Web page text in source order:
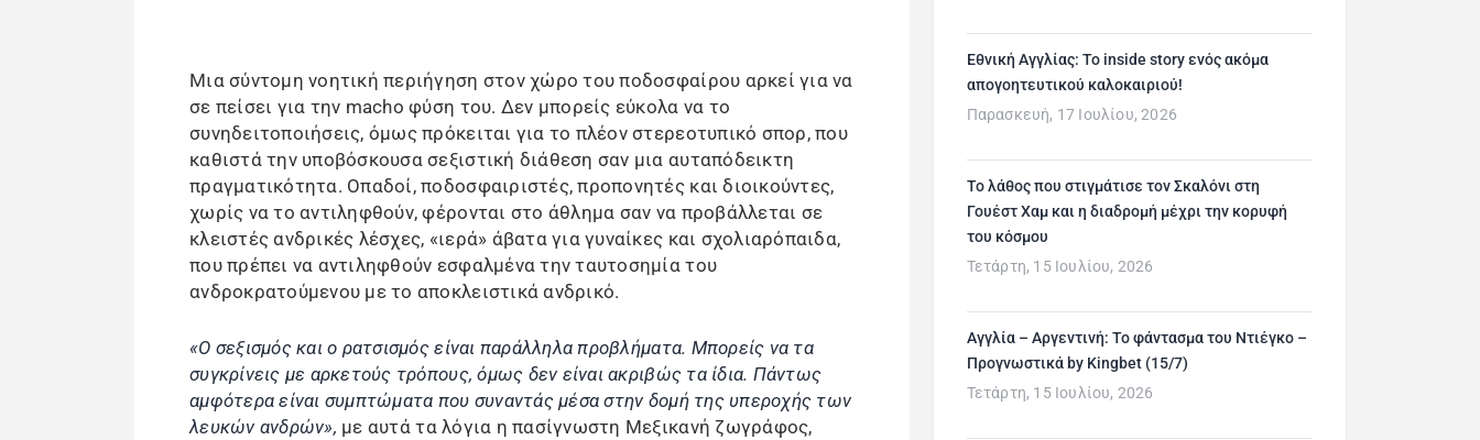
Μια σύντομη νοητική περιήγηση στον χώρο του ποδοσφαίρου αρκεί για να
σε πείσει για την macho φύση του. Δεν μπορείς εύκολα να το
συνηδειτοποιήσεις, όμως πρόκειται για το πλέον στερεοτυπικό σπορ, που
καθιστά την υποβόσκουσα σεξιστική διάθεση σαν μια αυταπόδεικτη
πραγματικότητα. Οπαδοί, ποδοσφαιριστές, προπονητές και διοικούντες,
χωρίς να το αντιληφθούν, φέρονται στο άθλημα σαν να προβάλλεται σε
κλειστές ανδρικές λέσχες, «ιερά» άβατα για γυναίκες και σχολιαρόπαιδα,
που πρέπει να αντιληφθούν εσφαλμένα την ταυτοσημία του
ανδροκρατούμενου με το αποκλειστικά ανδρικό.
«Ο σεξισμός και ο ρατσισμός είναι παράλληλα προβλήματα. Μπορείς να τα
συγκρίνεις με αρκετούς τρόπους, όμως δεν είναι ακριβώς τα ίδια. Πάντως
αμφότερα είναι συμπτώματα που συναντάς μέσα στην δομή της υπεροχής των
λευκών ανδρών», με αυτά τα λόγια η πασίγνωστη Μεξικανή ζωγράφος,
Εθνική Αγγλίας: Το inside story ενός ακόμα
απογοητευτικού καλοκαιριού!
Παρασκευή, 17 Ιουλίου, 2026
Το λάθος που στιγμάτισε τον Σκαλόνι στη
Γουέστ Χαμ και η διαδρομή μέχρι την κορυφή
του κόσμου
Τετάρτη, 15 Ιουλίου, 2026
Αγγλία – Αργεντινή: Το φάντασμα του Ντιέγκο –
Προγνωστικά by Kingbet (15/7)
Τετάρτη, 15 Ιουλίου, 2026